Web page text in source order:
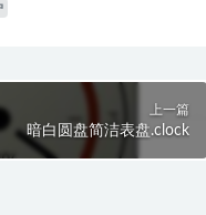
上一篇
暗白圆盘简洁表盘.clock